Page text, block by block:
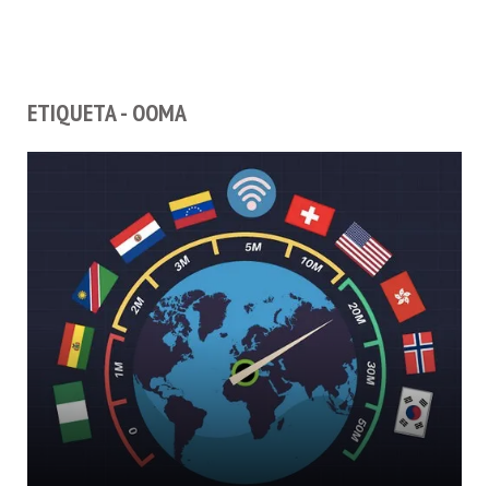
ETIQUETA - OOMA